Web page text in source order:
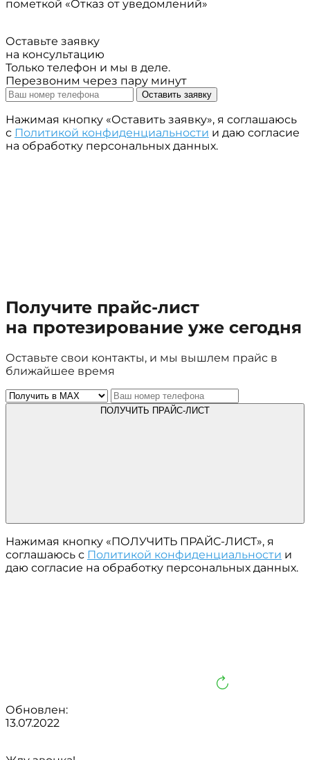
пометкой «Отказ от уведомлений»
Оставьте заявку
на консультацию
Только телефон и мы в деле.
Перезвоним через пару минут
Оставить заявку
Нажимая кнопку «Оставить заявку», я соглашаюсь
с Политикой конфиденциальности и даю согласие
на обработку персональных данных.
Получите прайс-лист
на протезирование уже сегодня
Оставьте свои контакты, и мы вышлем прайс в
ближайшее время
ПОЛУЧИТЬ ПРАЙС-ЛИСТ
Нажимая кнопку «ПОЛУЧИТЬ ПРАЙС-ЛИСТ», я
соглашаюсь с Политикой конфиденциальности и
даю согласие на обработку персональных данных.
Обновлен:
13.07.2022